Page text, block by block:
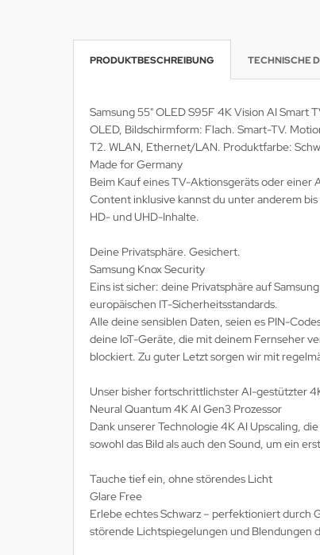
PRODUKTBESCHREIBUNG TECHNISCHE
Samsung 55" OLED S95F 4K Vision AI Smart
OLED, Bildschirmform: Flach. Smart-TV.
T2. WLAN, Ethernet/LAN. Produktfarbe:
Made for Germany
Beim Kauf eines TV-Aktionsgeräts oder
Content inklusive kannst du unter anderem
HD- und UHD-Inhalte.
Deine Privatsphäre. Gesichert.
Samsung Knox Security
Eins ist sicher: deine Privatsphäre auf
europäischen IT-Sicherheitsstandards.
Alle deine sensiblen Daten, seien es PIN-
deine IoT-Geräte, die mit deinem Fernseher
blockiert. Zu guter Letzt sorgen wir mit
Unser bisher fortschrittlichster AI-gestützter
Neural Quantum 4K AI Gen3 Prozessor
Dank unserer Technologie 4K AI Upscaling,
sowohl das Bild als auch den Sound, um ein
Tauche tief ein, ohne störendes Licht
Glare Free
Erlebe echtes Schwarz – perfektioniert durch
störende Lichtspiegelungen und Blendungen